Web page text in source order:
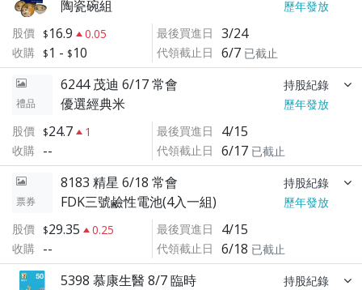
陶瓷碗組
歷年發放
股價
16.9
0.05
收購
1 - 10
最後買進日 3/24
代領截止日 6/7 已截止
禮品
6244 茂迪 6/17 常會 持股紀錄
優選經典米
歷年發放
股價
24.7
1
收購 --
最後買進日 4/15
代領截止日 6/17 已截止
票券
8183 精星 6/18 常會 持股紀錄
FDK三號鹼性電池(4入一組)
歷年發放
股價
29.35
0.25
收購 --
最後買進日 4/15
代領截止日 6/18 已截止
5398 慕康生醫 8/7 臨時 持股紀錄